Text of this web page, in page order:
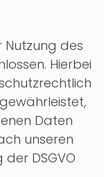
des
Hierbei
Daten
unseren
DSGVO